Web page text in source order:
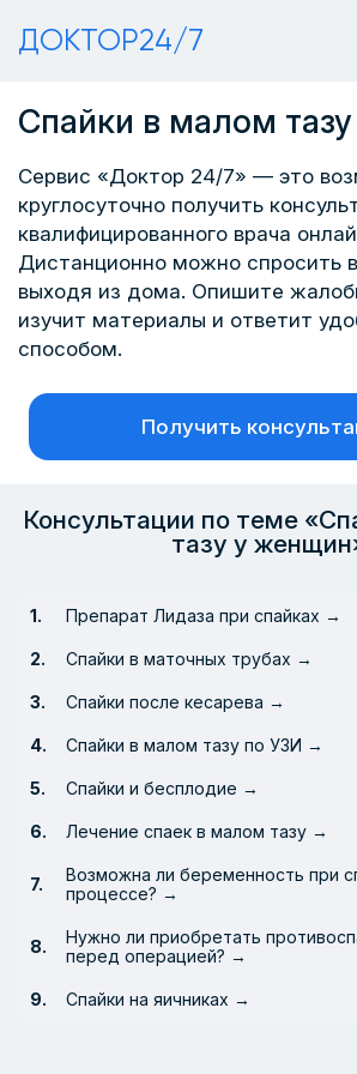
ДОКТОР24/7
Спайки в малом
Сервис «Доктор 24/7» — это
круглосуточно получить
квалифицированного врача
Дистанционно можно спросить
выходя из дома. Опишите
изучит материалы и ответит
способом.
Получить
Консультации по теме
тазу у
Препарат Лидаза при спайках →
Спайки в маточных трубах →
Спайки после кесарева →
Спайки в малом тазу по УЗИ →
Спайки и бесплодие →
Лечение спаек в малом тазу →
Возможна ли беременность при
процессе? →
Нужно ли приобретать
перед операцией? →
Спайки на яичниках →